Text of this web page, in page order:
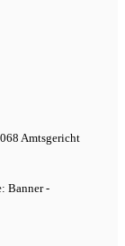
Amtsgericht
Banner -